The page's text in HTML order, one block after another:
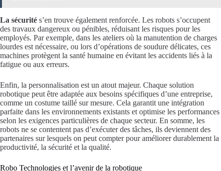
La sécurité s’en trouve également renforcée. Les robots s’occupent
des travaux dangereux ou pénibles, réduisant les risques pour les
employés. Par exemple, dans les ateliers où la manutention de charges
lourdes est nécessaire, ou lors d’opérations de soudure délicates, ces
machines protègent la santé humaine en évitant les accidents liés à la
fatigue ou aux erreurs.
Enfin, la personnalisation est un atout majeur. Chaque solution
robotique peut être adaptée aux besoins spécifiques d’une entreprise,
comme un costume taillé sur mesure. Cela garantit une intégration
parfaite dans les environnements existants et optimise les performances
selon les exigences particulières de chaque secteur. En somme, les
robots ne se contentent pas d’exécuter des tâches, ils deviennent des
partenaires sur lesquels on peut compter pour améliorer durablement la
productivité, la sécurité et la qualité.
Robo Technologies et l’avenir de la robotique